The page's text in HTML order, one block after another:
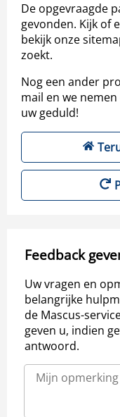
De opgevraagde
gevonden. Kijk of
bekijk onze
zoekt.
Nog een ander
mail en we
uw geduld!
Feedback
Uw vragen en
belangrijke
de Mascus-
geven u, indien
antwoord.